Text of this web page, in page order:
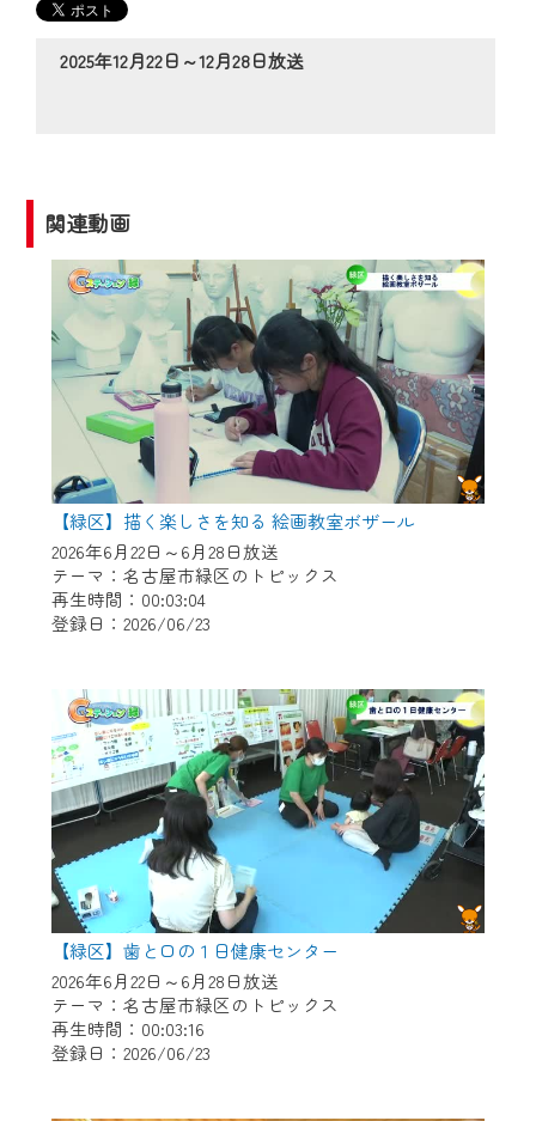
2025年12月22日～12月28日放送
関連動画
【緑区】描く楽しさを知る 絵画教室ボザール
2026年6月22日～6月28日放送
テーマ：名古屋市緑区のトピックス
再生時間：00:03:04
登録日：2026/06/23
【緑区】歯と口の１日健康センター
2026年6月22日～6月28日放送
テーマ：名古屋市緑区のトピックス
再生時間：00:03:16
登録日：2026/06/23
の動画コンテンツが一目瞭然。
◆当社アプリやＰＣブラウザから、いつ
でも・どこでも・外出先でも！
2024年9月24日からはご加入者様へのサー
ビス向上のため、
『CCNet Web TV』を利用いただくには、
一部コンテンツを除き、
CCNetサービスへの加入と『CCNetマイ
ページ※』へのログインが必要となりま
す。
何卒、ご理解ご了承の程よろしくお願い
いたします。
※マイページへのログインには、MyIDが必
要となります。
※MyIDとは、CCNet Web TVを含むCCNetの
各種サービスをご利用頂くためのIDです。
で設定できます。
（GmailやYahooなどのフリーメールアドレ
スでも作成可能です）
※マイページへのログイン・MyIDの新規登
録はこちらから
※CCNetアプリをご利用中の方は引き続き
ご視聴いただけます。
＜メンテナンス情報＞
CCNetWebTVのリニューアルにともないメ
ンテナンス作業を予定しています。